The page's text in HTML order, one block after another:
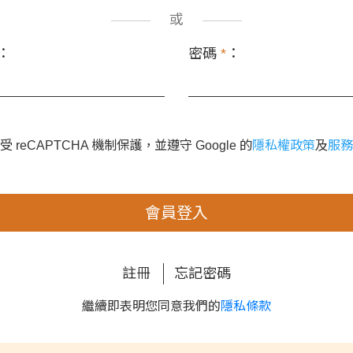
或
： 密碼 * ：
reCAPTCHA 機制保護，並遵守 Google 的隱私權政策及服
會員登入
註冊 忘記密碼
繼續即表明您同意我們的隱私條款